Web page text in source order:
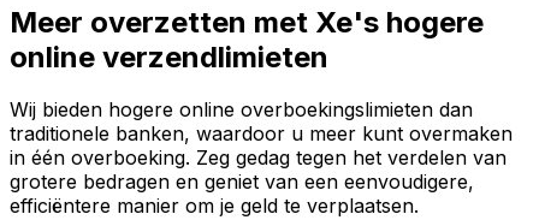
Meer overzetten met Xe's hogere
online verzendlimieten
Wij bieden hogere online overboekingslimieten dan
traditionele banken, waardoor u meer kunt overmaken
in één overboeking. Zeg gedag tegen het verdelen van
grotere bedragen en geniet van een eenvoudigere,
efficiëntere manier om je geld te verplaatsen.